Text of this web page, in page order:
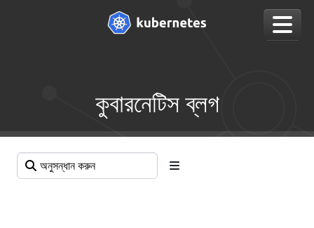
কুবারনেটিস ব্লগ